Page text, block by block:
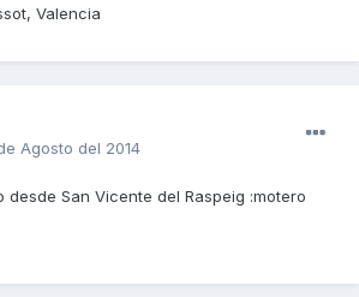
Valencia
Agosto del 2014
desde San Vicente del Raspeig :motero